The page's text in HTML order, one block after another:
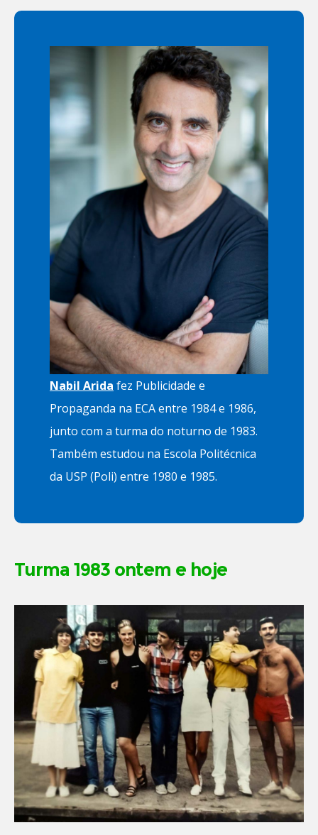
Nabil Arida fez Publicidade e
Propaganda na ECA entre 1984 e 1986,
junto com a turma do noturno de 1983.
Também estudou na Escola Politécnica
da USP (Poli) entre 1980 e 1985.
Turma 1983 ontem e hoje